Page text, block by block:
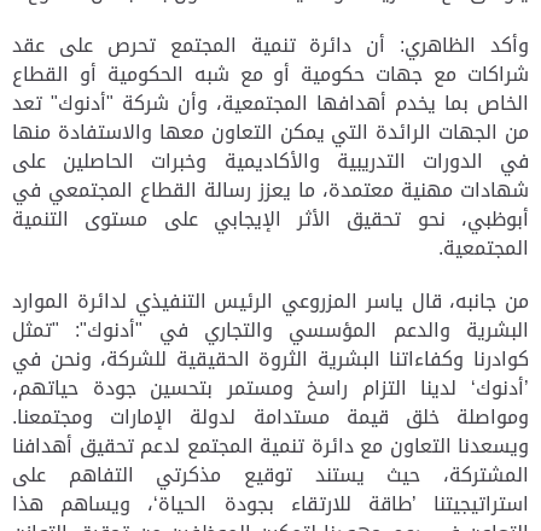
وأكد الظاهري: أن دائرة تنمية المجتمع تحرص على عقد
شراكات مع جهات حكومية أو مع شبه الحكومية أو القطاع
الخاص بما يخدم أهدافها المجتمعية، وأن شركة "أدنوك" تعد
من الجهات الرائدة التي يمكن التعاون معها والاستفادة منها
في الدورات التدريبية والأكاديمية وخبرات الحاصلين على
شهادات مهنية معتمدة، ما يعزز رسالة القطاع المجتمعي في
أبوظبي، نحو تحقيق الأثر الإيجابي على مستوى التنمية
المجتمعية.
من جانبه، قال ياسر المزروعي الرئيس التنفيذي لدائرة الموارد
البشرية والدعم المؤسسي والتجاري في "أدنوك": "تمثل
كوادرنا وكفاءاتنا البشرية الثروة الحقيقية للشركة، ونحن في
’أدنوك‘ لدينا التزام راسخ ومستمر بتحسين جودة حياتهم،
ومواصلة خلق قيمة مستدامة لدولة الإمارات ومجتمعنا.
ويسعدنا التعاون مع دائرة تنمية المجتمع لدعم تحقيق أهدافنا
المشتركة، حيث يستند توقيع مذكرتي التفاهم على
استراتيجيتنا ’طاقة للارتقاء بجودة الحياة‘، ويساهم هذا